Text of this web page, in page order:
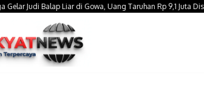
Balap Liar di Gowa, Uang Taruhan Rp 9,1 Juta Disita